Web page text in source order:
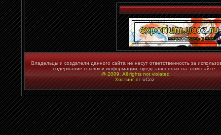
Владельцы и создатели данного сайта не несут ответственность за
содержание ссылок и информации, представленных на этом сайте.
@ 2009. All rights not violated
Хостинг от uCoz